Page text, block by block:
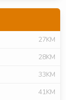
27KM
28KM
33KM
41KM